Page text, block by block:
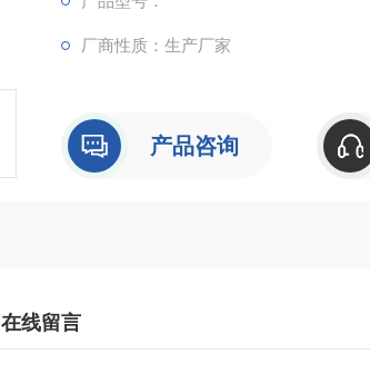
厂商性质：生产厂家
产品咨询
在线留言